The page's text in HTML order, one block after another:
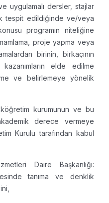
uygulamalı dersler, stajlar
tespit edildiğinde ve/veya
programın niteliğine
proje yapma veya
birinin, birkaçının
kazanımların elde edilme
ve belirlemeye yönelik
kurumunun ve bu
derece vermeye
Kurulu tarafından kabul
Daire Başkanlığı:
tanıma ve denklik